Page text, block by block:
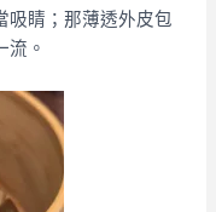
吸睛；那薄透外皮包
流。